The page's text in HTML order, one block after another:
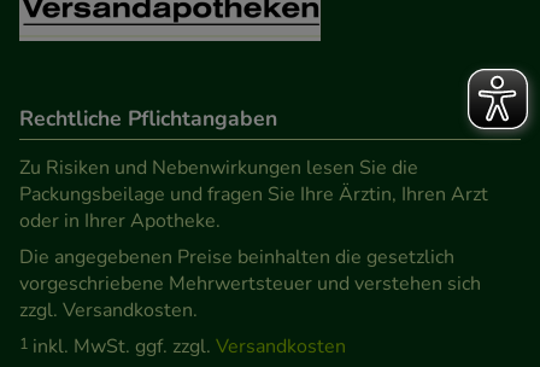
Rechtliche Pflichtangaben
Zu Risiken und Nebenwirkungen lesen Sie die
Packungsbeilage und fragen Sie Ihre Ärztin, Ihren Arzt
oder in Ihrer Apotheke.
Die angegebenen Preise beinhalten die gesetzlich
vorgeschriebene Mehrwertsteuer und verstehen sich
zzgl. Versandkosten.
1 inkl. MwSt. ggf. zzgl. Versandkosten